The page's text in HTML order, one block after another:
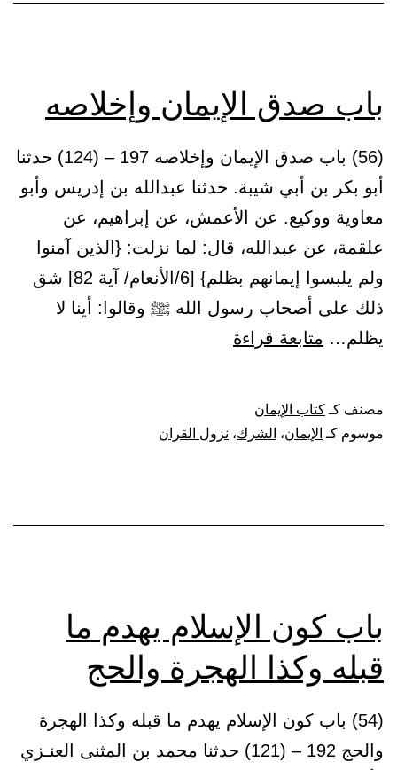
باب صدق الإيمان وإخلاصه
(56) باب صدق الإيمان وإخلاصه 197 – (124) حدثنا
أبو بكر بن أبي شيبة. حدثنا عبدالله بن إدريس وأبو
معاوية ووكيع. عن الأعمش، عن إبراهيم، عن
علقمة، عن عبدالله، قال: لما نزلت: {الذين آمنوا
ولم يلبسوا إيمانهم بظلم} [6/الأنعام/ آية 82] شق
ذلك على أصحاب رسول الله ﷺ وقالوا: أينا لا
يظلم… متابعة قراءة
وإخلاصه
مصنف كـ كتاب الإيمان
موسوم كـ الإيمان، الشرك، نزول القران
باب كون الإسلام يهدم ما
قبله وكذا الهجرة والحج
(54) باب كون الإسلام يهدم ما قبله وكذا الهجرة
والحج 192 – (121) حدثنا محمد بن المثنى العنـزي